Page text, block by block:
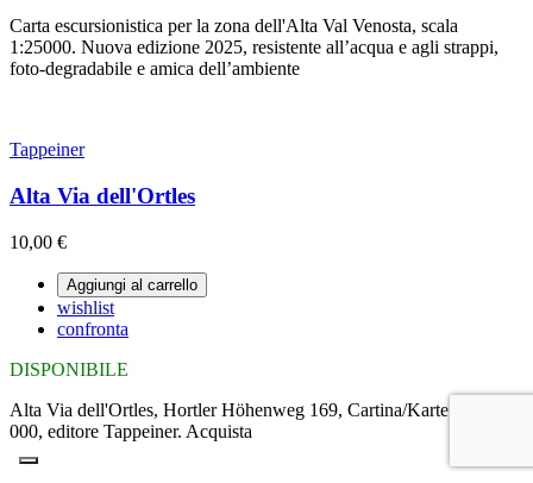
Carta escursionistica per la zona dell'Alta Val Venosta, scala
1:25000. Nuova edizione 2025, resistente all’acqua e agli strappi,
foto-degradabile e amica dell’ambiente
Tappeiner
Alta Via dell'Ortles
10,00 €
Aggiungi al carrello
wishlist
confronta
DISPONIBILE
Alta Via dell'Ortles, Hortler Höhenweg 169, Cartina/Karte 1:25
000, editore Tappeiner. Acquista